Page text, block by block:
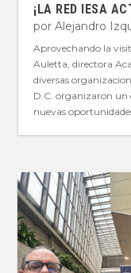
¡LA RED IESA
porAlejandro
Aprovechando la
Auletta, directora
diversas
D.C. organizaron
nuevas oportunidades